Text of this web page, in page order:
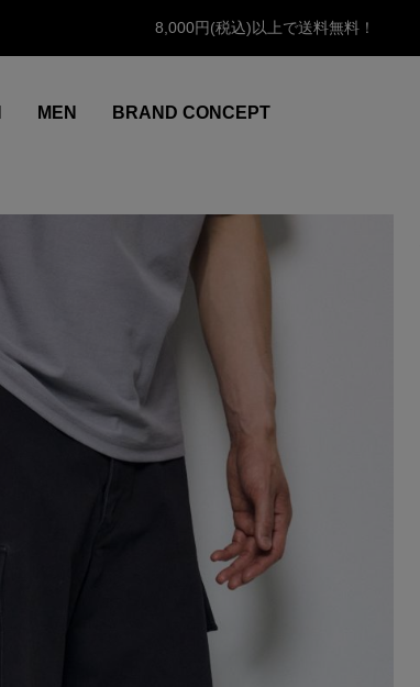
8,000円(税込)以上で送料無料！
MEN BRAND CONCEPT